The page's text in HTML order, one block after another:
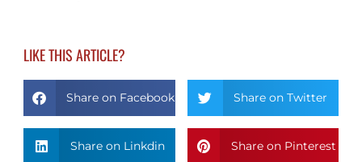
LIKE THIS ARTICLE?
Share on Facebook Share on Twitter
Share on Linkdin Share on Pinterest